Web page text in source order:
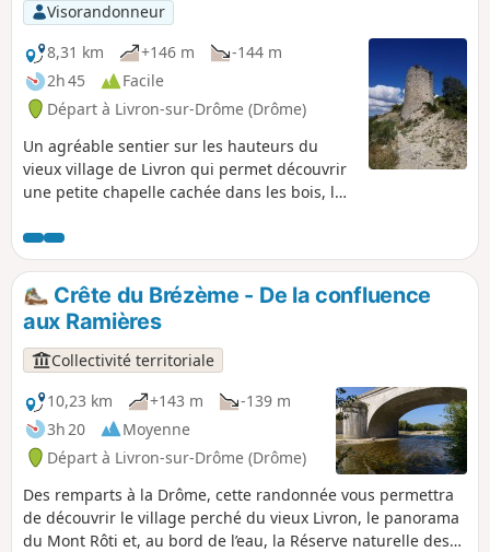
Visorandonneur
8,31 km
+146 m
-144 m
2h 45
Facile
Départ à Livron-sur-Drôme (Drôme)
Un agréable sentier sur les hauteurs du
vieux village de Livron qui permet découvrir
une petite chapelle cachée dans les bois, la
beaux panoramas sur le Vercors Sud. Le
retour se fait au calme le long des berges de
la Drôme.
Crête du Brézème - De la confluence
aux Ramières
Collectivité territoriale
10,23 km
+143 m
-139 m
3h 20
Moyenne
Départ à Livron-sur-Drôme (Drôme)
Des remparts à la Drôme, cette randonnée vous permettra
de découvrir le village perché du vieux Livron, le panorama
du Mont Rôti et, au bord de l’eau, la Réserve naturelle des